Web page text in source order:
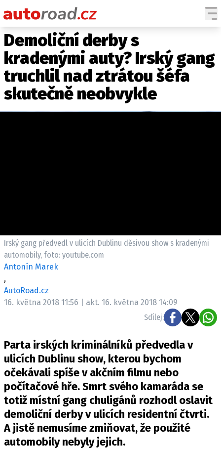
AUTA
TESTY AUT
NOVINKY
EKO
NOVINKY ZE SVĚTA EV
RALLY
TISKOVKY
ROZHOVORY
DAKAR
Z DOMOVA
ZE SVĚTA
MOTORSPORT
PIT LANE
Demoliční derby s
kradenými auty? Irský gang
truchlil nad ztrátou šéfa
skutečně neobvykle
Irský gang předvedl v ulicích Dublinu děsivou show s kradenými
automobily, foto: youtube.com
Antonín Marek
,
AutoRoad.cz
16. května 2018 11:56 | akt. 16. května 2018 14:09
Sdílej:
Parta irských kriminálníků předvedla v
ulicích Dublinu show, kterou bychom
očekávali spíše v akčním filmu nebo
počítačové hře. Smrt svého kamaráda se
totiž místní gang chuligánů rozhodl oslavit
demoliční derby v ulicích residentní čtvrti.
A jistě nemusíme zmiňovat, že použité
automobily nebyly jejich.